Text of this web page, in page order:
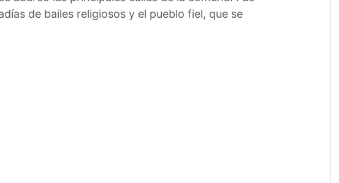
de bailes religiosos y el pueblo fiel, que se